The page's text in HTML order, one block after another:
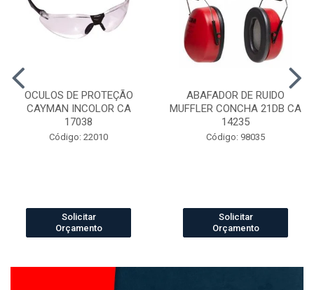
OCULOS DE PROTEÇÃO
CAYMAN INCOLOR CA
17038
Código: 22010
Solicitar
Orçamento
ABAFADOR DE RUIDO
MUFFLER CONCHA 21DB CA
14235
Código: 98035
Solicitar
Orçamento